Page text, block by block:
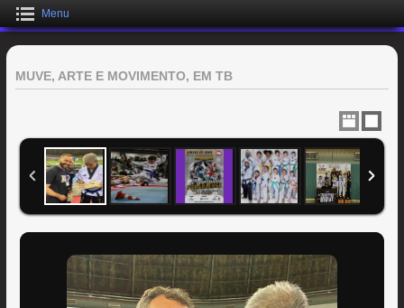
Menu
MUVE, ARTE E MOVIMENTO, EM TB